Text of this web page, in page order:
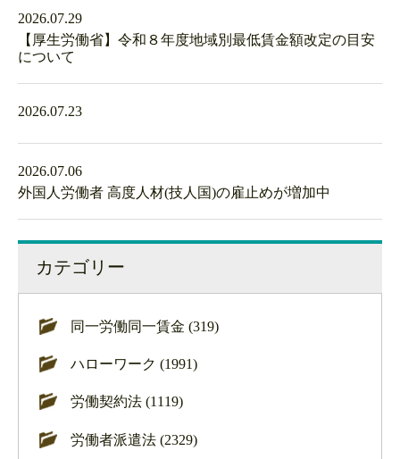
2026.07.29
【厚生労働省】令和８年度地域別最低賃金額改定の目安
について
2026.07.23
2026.07.06
外国人労働者 高度人材(技人国)の雇止めが増加中
カテゴリー
同一労働同一賃金 (319)
ハローワーク (1991)
労働契約法 (1119)
労働者派遣法 (2329)